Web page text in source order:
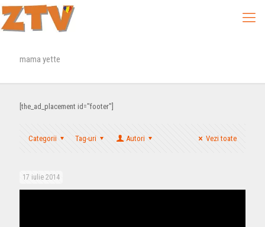
mama yette
[the_ad_placement id="footer"]
Categorii Tag-uri Autori Vezi toate
17 iulie 2014